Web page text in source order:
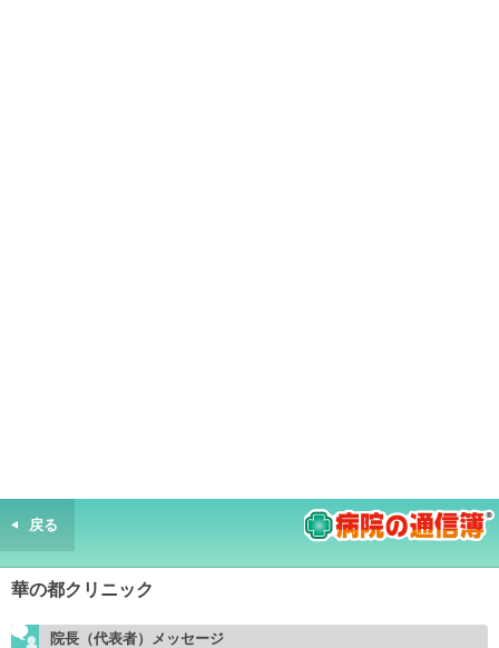
戻る
華の都クリニック
院長（代表者）メッセージ